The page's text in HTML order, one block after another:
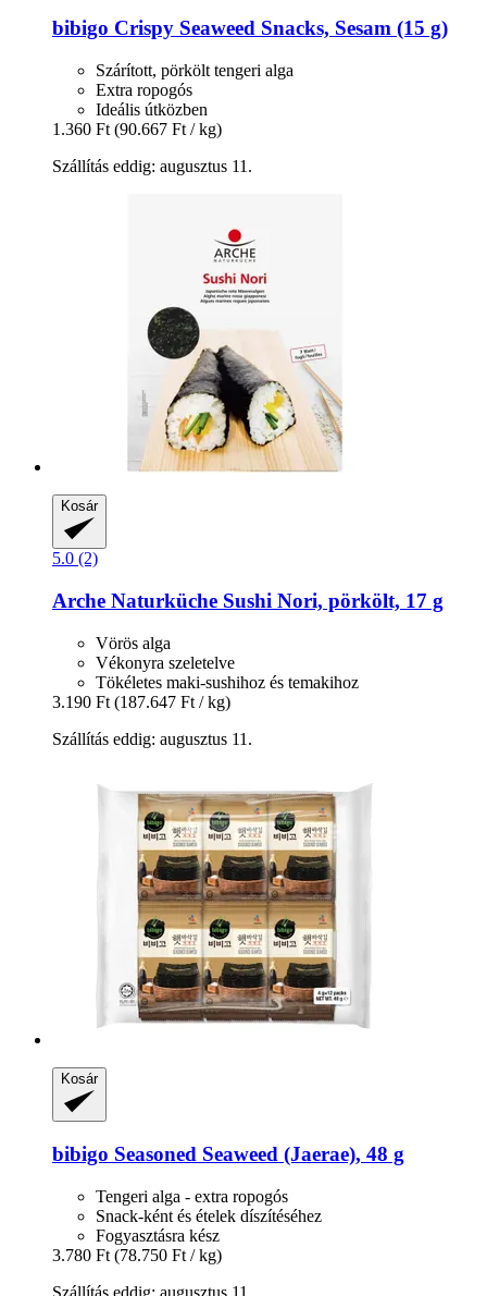
bibigo Crispy Seaweed Snacks, Sesam (15 g)
Szárított, pörkölt tengeri alga
Extra ropogós
Ideális útközben
1.360 Ft (90.667 Ft / kg)
Szállítás eddig: augusztus 11.
Kosár
5.0 (2)
Arche Naturküche Sushi Nori, pörkölt, 17 g
Vörös alga
Vékonyra szeletelve
Tökéletes maki-sushihoz és temakihoz
3.190 Ft (187.647 Ft / kg)
Szállítás eddig: augusztus 11.
Kosár
bibigo Seasoned Seaweed (Jaerae), 48 g
Tengeri alga - extra ropogós
Snack-ként és ételek díszítéséhez
Fogyasztásra kész
3.780 Ft (78.750 Ft / kg)
Szállítás eddig: augusztus 11.